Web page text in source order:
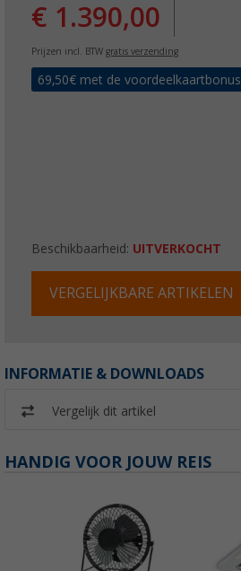
€ 1.390,00
Prijzen incl. BTW gratis verzending
69,50€ met de voordeelkaartbonus
Beschikbaarheid: UITVERKOCHT
VERGELIJKBARE ARTIKELEN
INFORMATIE & DOWNLOADS
Vergelijk dit artikel
HANDIG VOOR JOUW REIS